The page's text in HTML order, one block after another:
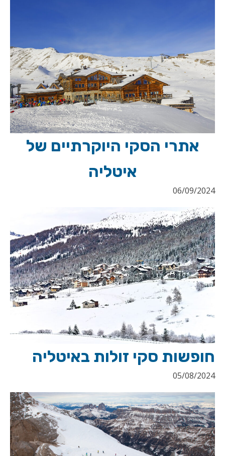
אתרי הסקי היוקרתיים של
איטליה
06/09/2024
חופשות סקי זולות באיטליה
05/08/2024